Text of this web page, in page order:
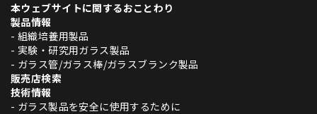
本ウェブサイトに関するおことわり
製品情報
- 組織培養用製品
- 実験・研究用ガラス製品
- ガラス管/ガラス棒/ガラスブランク製品
販売店検索
技術情報
- ガラス製品を安全に使用するために